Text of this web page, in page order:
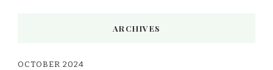
ARCHIVES
OCTOBER 2024